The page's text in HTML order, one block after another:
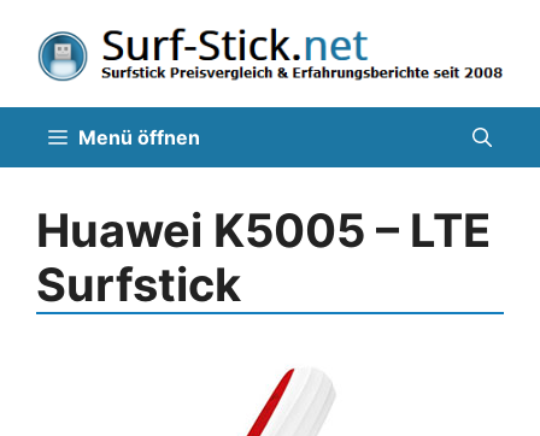
Inhalt
springen
Menü öffnen
Huawei K5005 – LTE
Surfstick